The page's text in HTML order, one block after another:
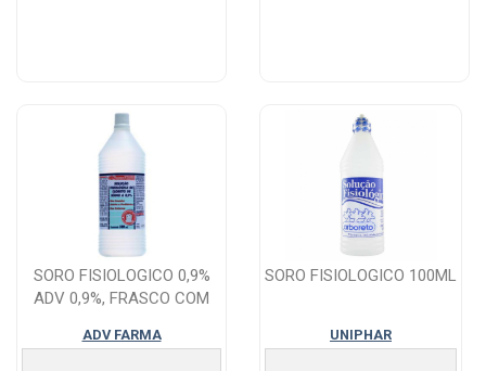
SORO FISIOLOGICO 0,9%
ADV 0,9%, FRASCO COM
ADV FARMA
SORO FISIOLOGICO 100ML
UNIPHAR